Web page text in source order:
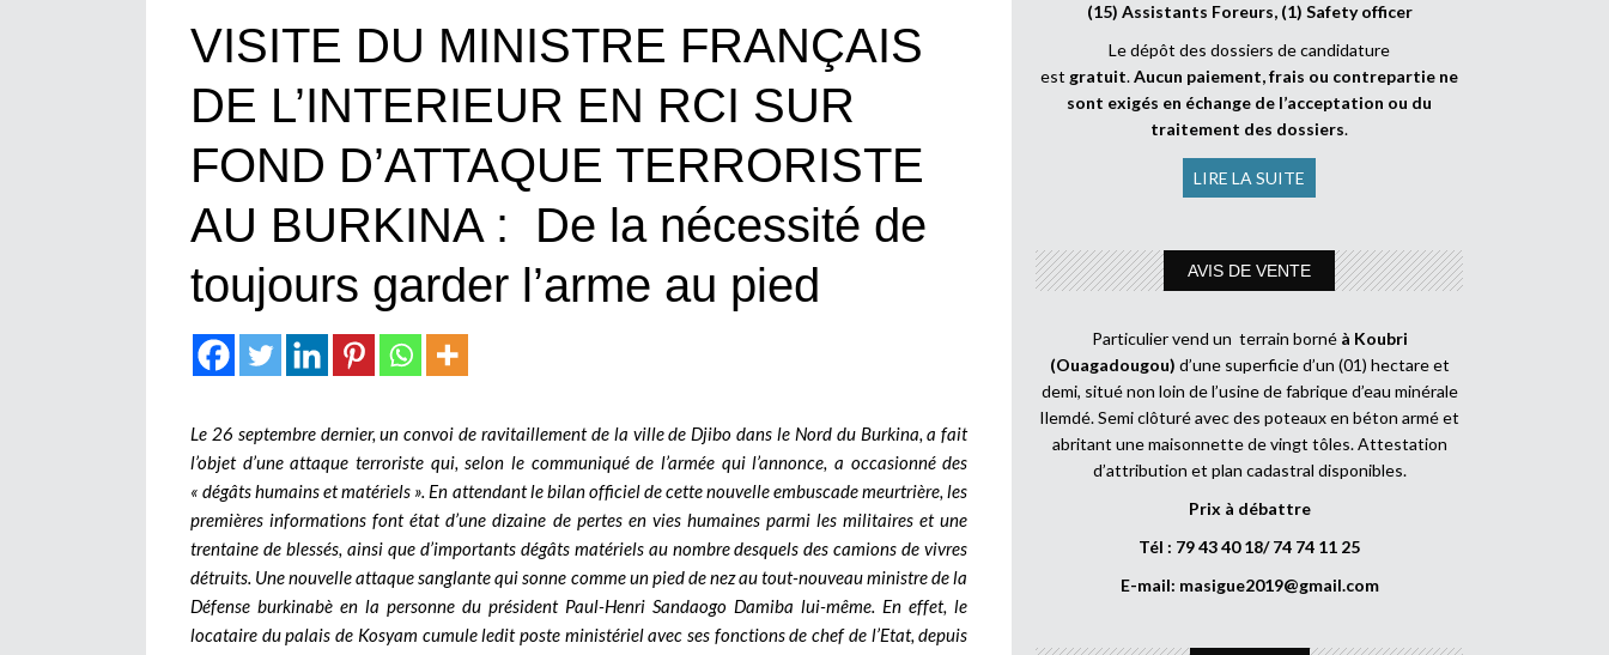
VISITE DU MINISTRE FRANÇAIS
DE L’INTERIEUR EN RCI SUR
FOND D’ATTAQUE TERRORISTE
AU BURKINA : De la nécessité de
toujours garder l’arme au pied
Le 26 septembre dernier, un convoi de ravitaillement de la ville de Djibo dans le Nord du Burkina, a fait
l’objet d’une attaque terroriste qui, selon le communiqué de l’armée qui l’annonce, a occasionné des
« dégâts humains et matériels ». En attendant le bilan officiel de cette nouvelle embuscade meurtrière, les
premières informations font état d’une dizaine de pertes en vies humaines parmi les militaires et une
trentaine de blessés, ainsi que d’importants dégâts matériels au nombre desquels des camions de vivres
détruits. Une nouvelle attaque sanglante qui sonne comme un pied de nez au tout-nouveau ministre de la
Défense burkinabè en la personne du président Paul-Henri Sandaogo Damiba lui-même. En effet, le
locataire du palais de Kosyam cumule ledit poste ministériel avec ses fonctions de chef de l’Etat, depuis
(15) Assistants Foreurs, (1) Safety officer
Le dépôt des dossiers de candidature
est gratuit.Aucun paiement, frais ou contrepartie ne
sont exigés en échange de l’acceptation ou du
traitement des dossiers.
LIRE LA SUITE
AVIS DE VENTE
Particulier vend un terrain borné à Koubri
(Ouagadougou) d’une superficie d’un (01) hectare et
demi, situé non loin de l’usine de fabrique d’eau minérale
Ilemdé. Semi clôturé avec des poteaux en béton armé et
abritant une maisonnette de vingt tôles. Attestation
d’attribution et plan cadastral disponibles.
Prix à débattre
Tél : 79 43 40 18/ 74 74 11 25
E-mail: masigue2019@gmail.com